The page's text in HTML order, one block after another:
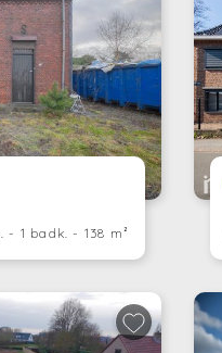
- 1 badk. - 138 m²